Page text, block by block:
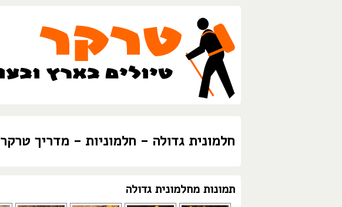
חלמונית גדולה - חלמוניות - מדריך טרקר
תמונות מחלמונית גדולה